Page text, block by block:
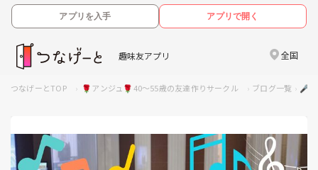
アプリを入手 アプリで開く
趣味友アプリ 全国
つなげーとTOP 🌹アンジュ🌹40～55歳の友達作りサークル ブログ一覧 🎤3